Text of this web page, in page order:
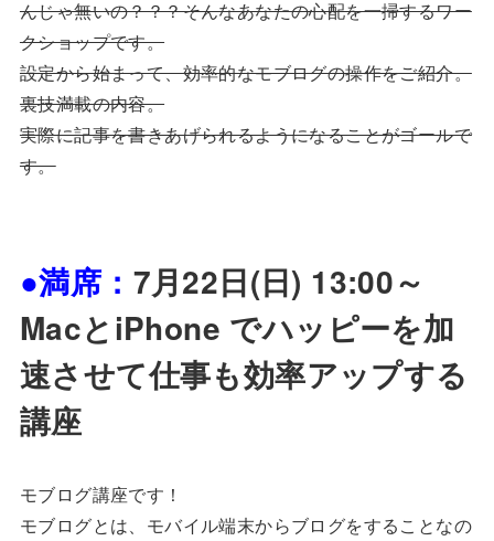
んじゃ無いの？？？そんなあなたの心配を一掃するワー
クショップです。
設定から始まって、効率的なモブログの操作をご紹介。
裏技満載の内容。
実際に記事を書きあげられるようになることがゴールで
す。
●満席： 7月22日(日) 13:00～
MacとiPhone でハッピーを加
速させて仕事も効率アップする
講座
モブログ講座です！
モブログとは、モバイル端末からブログをすることなの